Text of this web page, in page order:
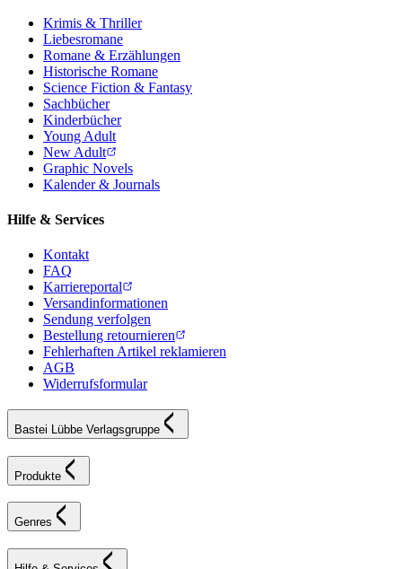
Krimis & Thriller
Liebesromane
Romane & Erzählungen
Historische Romane
Science Fiction & Fantasy
Sachbücher
Kinderbücher
Young Adult
New Adult
Graphic Novels
Kalender & Journals
Hilfe & Services
Kontakt
FAQ
Karriereportal
Versandinformationen
Sendung verfolgen
Bestellung retournieren
Fehlerhaften Artikel reklamieren
AGB
Widerrufsformular
Bastei Lübbe Verlagsgruppe
Produkte
Genres